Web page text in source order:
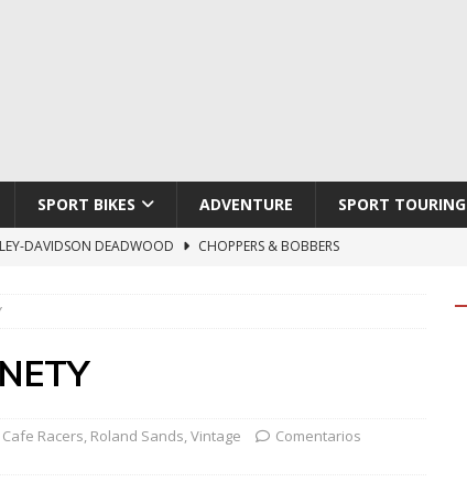
SPORT BIKES ADVENTURE SPORT TOURING
ATLAS APEX
ADVENTURE
DUKE 2027
CYCLES ROYAL BLOOD
Cafe Racers, Roland Sands,Vintage
Comentarios